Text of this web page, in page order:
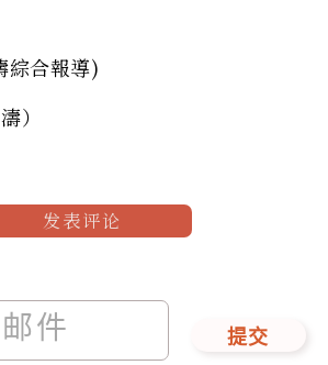
綜合報導)
）
发表评论
提交